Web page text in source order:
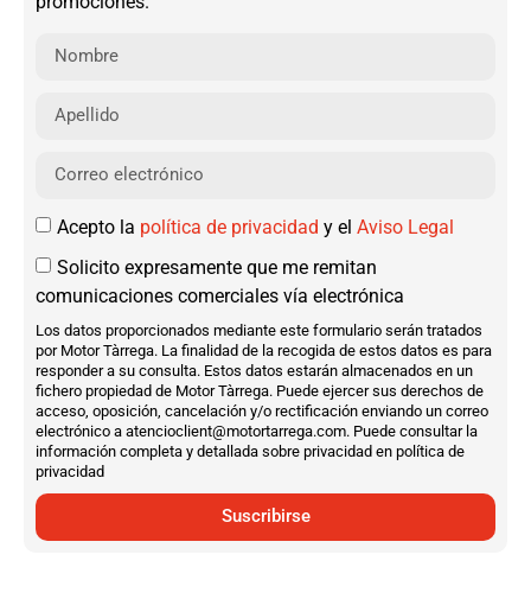
Acepto la política de privacidad y el Aviso Legal
Solicito expresamente que me remitan
comunicaciones comerciales vía electrónica
Los datos proporcionados mediante este formulario serán tratados
por Motor Tàrrega. La finalidad de la recogida de estos datos es para
responder a su consulta. Estos datos estarán almacenados en un
fichero propiedad de Motor Tàrrega. Puede ejercer sus derechos de
acceso, oposición, cancelación y/o rectificación enviando un correo
electrónico a atencioclient@motortarrega.com. Puede consultar la
información completa y detallada sobre privacidad en política de
privacidad
Suscribirse